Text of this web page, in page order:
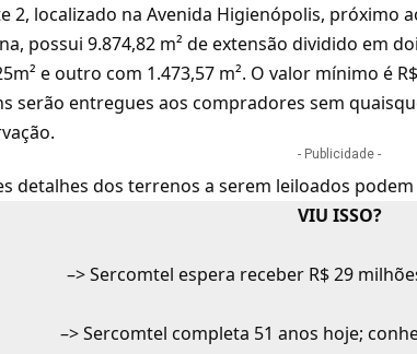
2, localizado na Avenida Higienópolis, próximo
possui 9.874,82 m² de extensão dividido em
e outro com 1.473,57 m². O valor mínimo é
serão entregues aos compradores sem
- Publicidade -
detalhes dos terrenos a serem leiloados
VIU ISSO?
–>Sercomtel espera receber R$ 29
–>Sercomtel completa 51 anos hoje;